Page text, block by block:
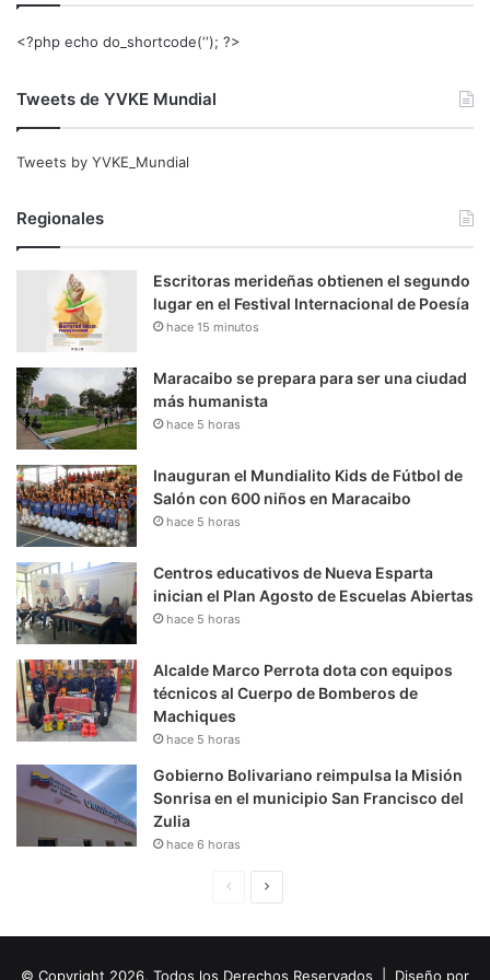
<?php echo do_shortcode(‘‘); ?>
Tweets de YVKE Mundial
Tweets by YVKE_Mundial
Regionales
Escritoras merideñas obtienen el segundo
lugar en el Festival Internacional de Poesía
hace 15 minutos
Maracaibo se prepara para ser una ciudad
más humanista
hace 5 horas
Inauguran el Mundialito Kids de Fútbol de
Salón con 600 niños en Maracaibo
hace 5 horas
Centros educativos de Nueva Esparta
inician el Plan Agosto de Escuelas Abiertas
hace 5 horas
Alcalde Marco Perrota dota con equipos
técnicos al Cuerpo de Bomberos de
Machiques
hace 5 horas
Gobierno Bolivariano reimpulsa la Misión
Sonrisa en el municipio San Francisco del
Zulia
hace 6 horas
© Copyright 2026, Todos los Derechos Reservados | Diseño por